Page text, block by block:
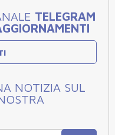
TELEGRAM
NOTIZIA SUL